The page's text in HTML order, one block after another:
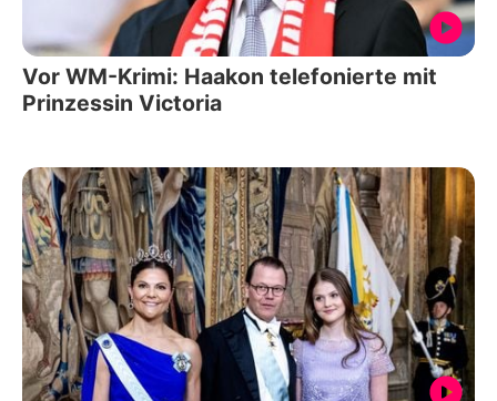
Vor WM-Krimi: Haakon telefonierte mit
Prinzessin Victoria